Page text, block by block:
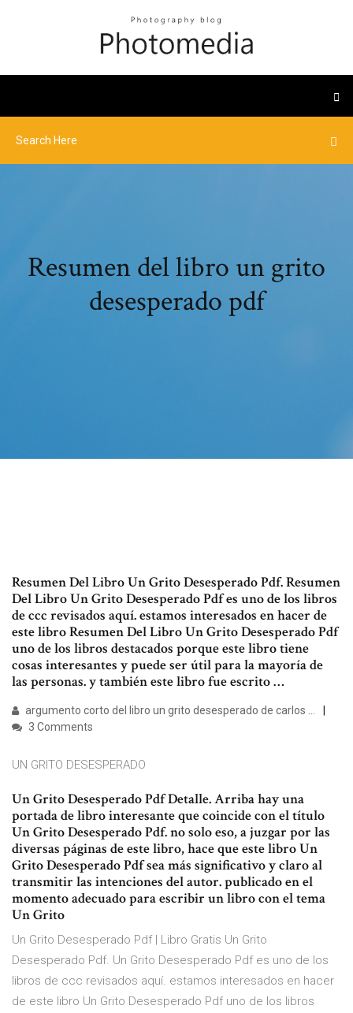
Resumen del libro un grito
desesperado pdf
Resumen Del Libro Un Grito Desesperado Pdf. Resumen
Del Libro Un Grito Desesperado Pdf es uno de los libros
de ccc revisados aquí. estamos interesados en hacer de
este libro Resumen Del Libro Un Grito Desesperado Pdf
uno de los libros destacados porque este libro tiene
cosas interesantes y puede ser útil para la mayoría de
las personas. y también este libro fue escrito …
argumento corto del libro un grito desesperado de carlos ...
3 Comments
UN GRITO DESESPERADO
Un Grito Desesperado Pdf Detalle. Arriba hay una
portada de libro interesante que coincide con el título
Un Grito Desesperado Pdf. no solo eso, a juzgar por las
diversas páginas de este libro, hace que este libro Un
Grito Desesperado Pdf sea más significativo y claro al
transmitir las intenciones del autor. publicado en el
momento adecuado para escribir un libro con el tema
Un Grito
Un Grito Desesperado Pdf | Libro Gratis Un Grito
Desesperado Pdf. Un Grito Desesperado Pdf es uno de los
libros de ccc revisados aquí. estamos interesados en hacer
de este libro Un Grito Desesperado Pdf uno de los libros